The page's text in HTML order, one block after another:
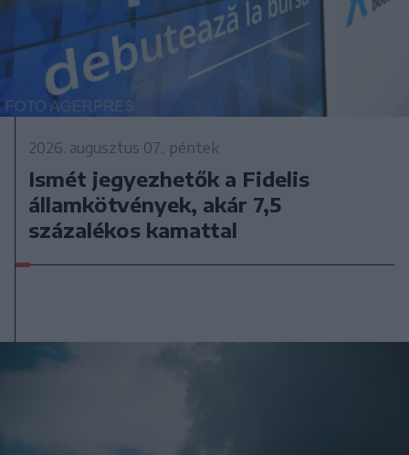
2026. augusztus 07., péntek
Ismét jegyezhetők a Fidelis
államkötvények, akár 7,5
százalékos kamattal